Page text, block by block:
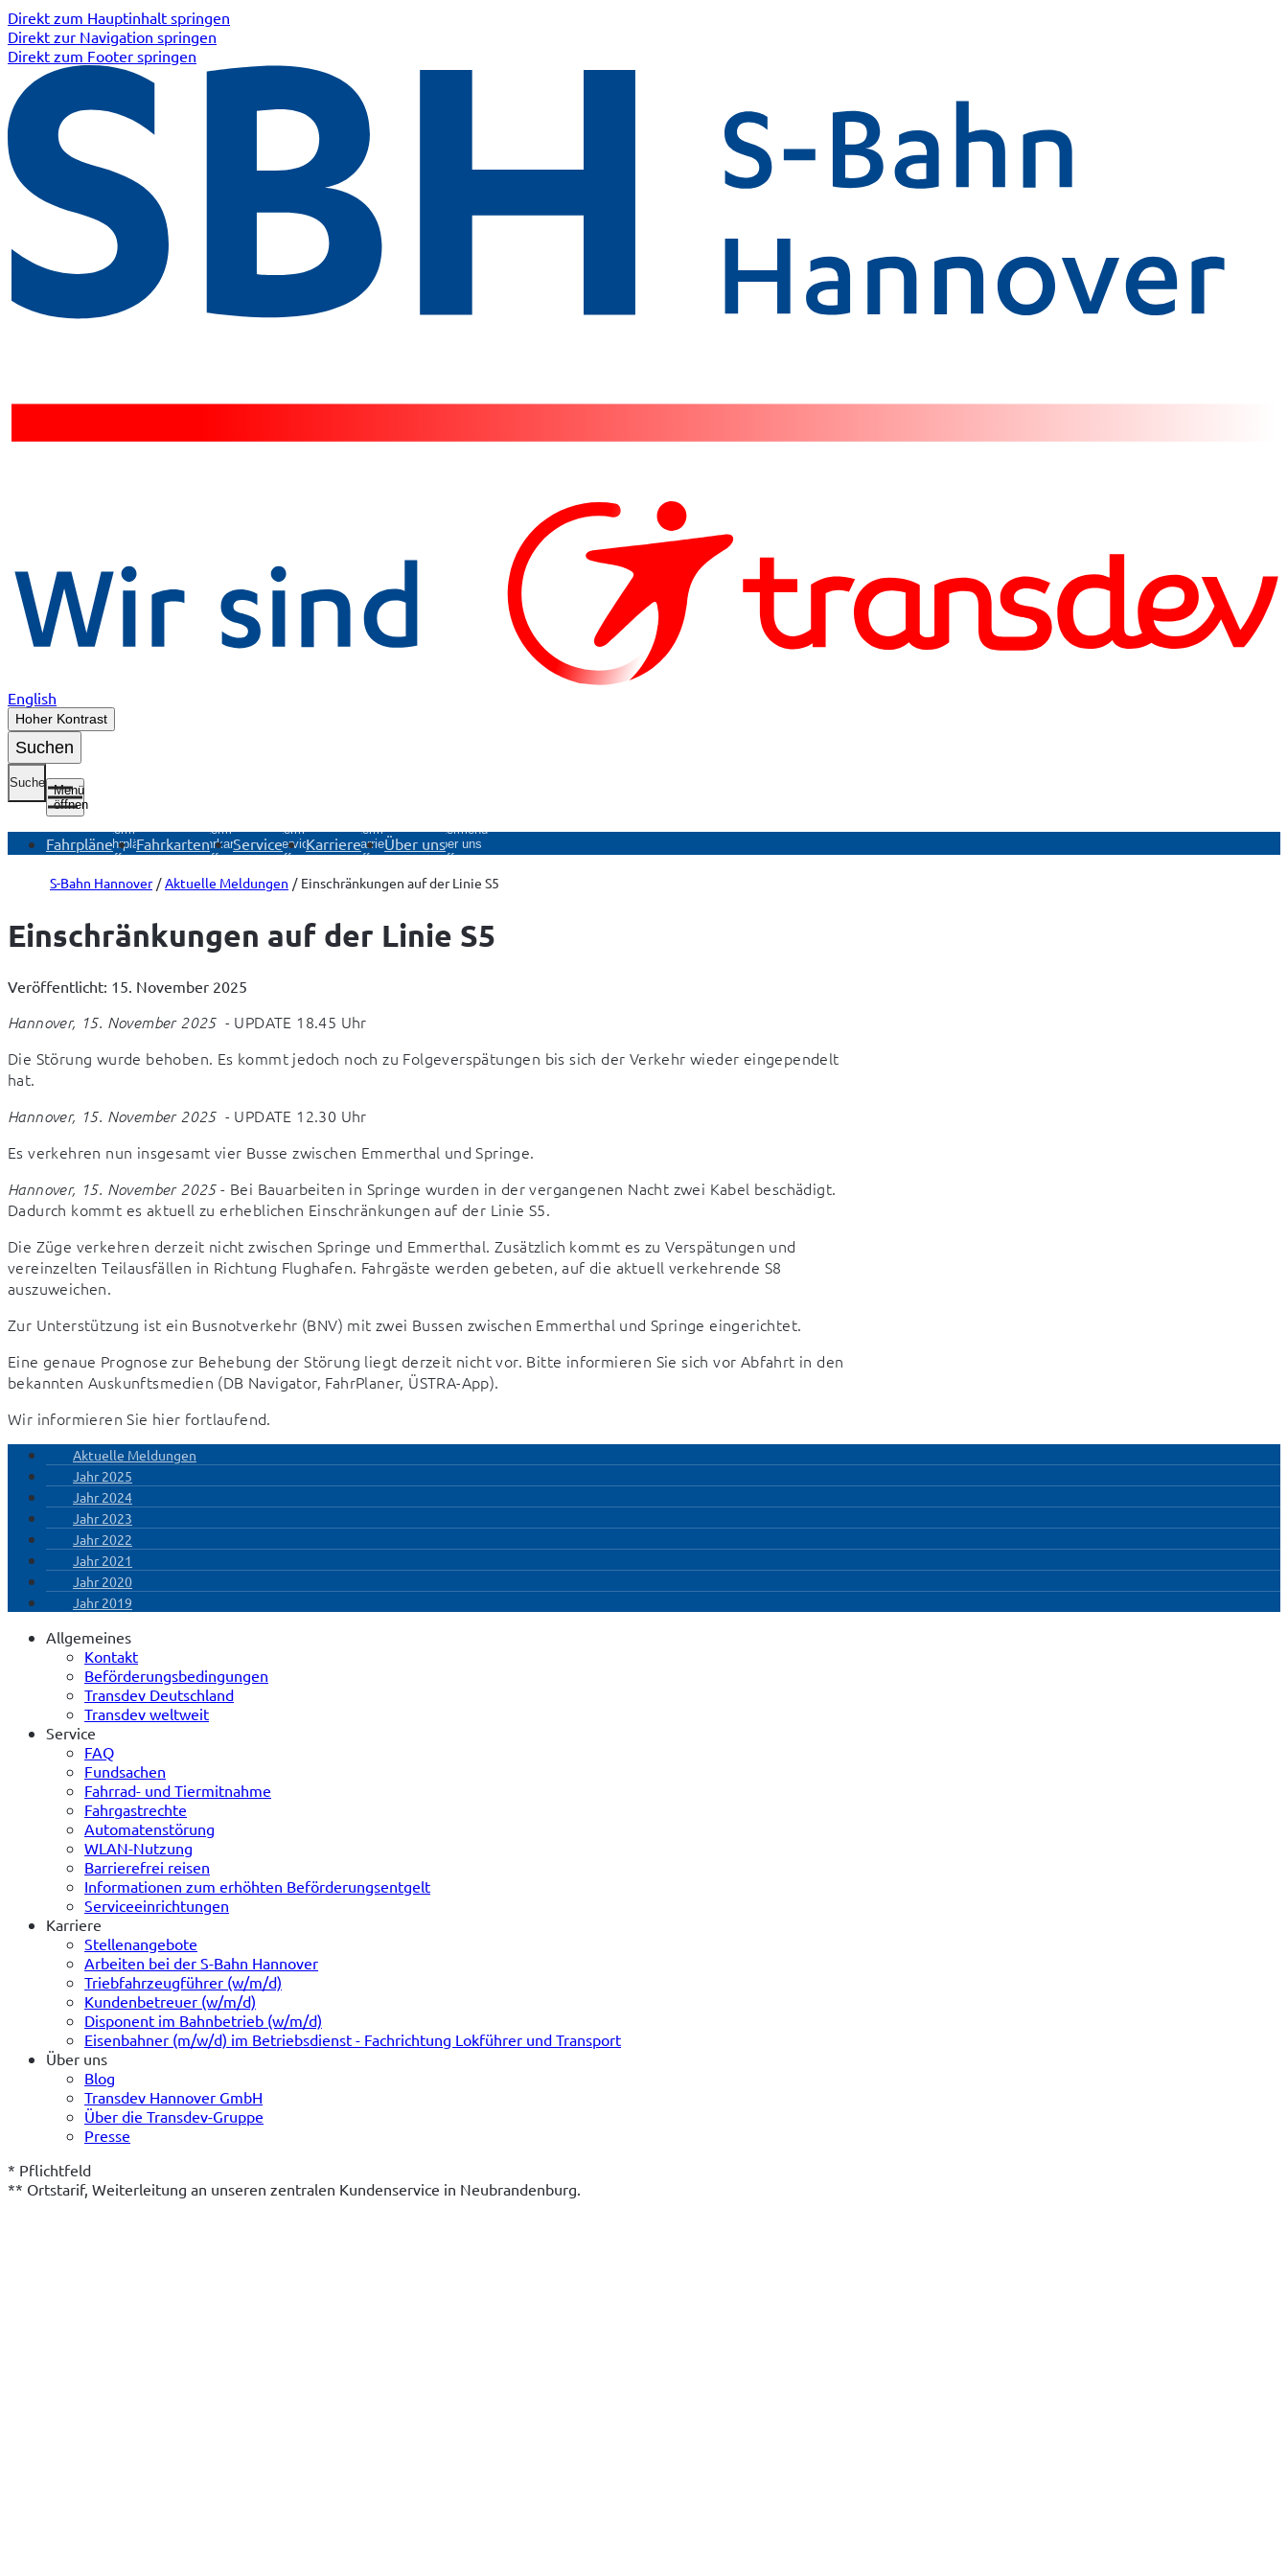
Direkt zum Hauptinhalt springen
Direkt zur Navigation springen
Direkt zum Footer springen
English
Hoher Kontrast
Suchen
Suche
Menü
öffnen
Fahrpläne
Untermenü
Fahrpläne
öffnen
Fahrkarten
Untermenü
Fahrkarten
öffnen
Service
Untermenü
Service
öffnen
Karriere
Untermenü
Karriere
öffnen
Über uns
Untermenü
Über uns
öffnen
S-Bahn Hannover Aktuelle Meldungen Einschränkungen auf der Linie S5
Einschränkungen auf der Linie S5
Veröffentlicht: 15. November 2025
Hannover, 15. November 2025
  - UPDATE 18.45 Uhr
Die Störung wurde behoben. Es kommt jedoch noch zu Folgeverspätungen bis sich der Verkehr wieder eingependelt
hat.
Hannover, 15. November 2025
  - UPDATE 12.30 Uhr
Es verkehren nun insgesamt vier Busse zwischen Emmerthal und Springe.
Hannover, 15. November 2025 - Bei Bauarbeiten in Springe wurden in der vergangenen Nacht zwei Kabel beschädigt.
Dadurch kommt es aktuell zu erheblichen Einschränkungen auf der Linie S5.
Die Züge verkehren derzeit nicht zwischen Springe und Emmerthal. Zusätzlich kommt es zu Verspätungen und
vereinzelten Teilausfällen in Richtung Flughafen. Fahrgäste werden gebeten, auf die aktuell verkehrende S8
auszuweichen.
Zur Unterstützung ist ein Busnotverkehr (BNV) mit zwei Bussen zwischen Emmerthal und Springe eingerichtet.
Eine genaue Prognose zur Behebung der Störung liegt derzeit nicht vor. Bitte informieren Sie sich vor Abfahrt in den
bekannten Auskunftsmedien (DB Navigator, FahrPlaner, ÜSTRA-App).
Wir informieren Sie hier fortlaufend.
Aktuelle Meldungen
Jahr 2025
Jahr 2024
Jahr 2023
Jahr 2022
Jahr 2021
Jahr 2020
Jahr 2019
Allgemeines
Kontakt
Beförderungsbedingungen
Transdev Deutschland
Transdev weltweit
Service
FAQ
Fundsachen
Fahrrad- und Tiermitnahme
Fahrgastrechte
Automatenstörung
WLAN-Nutzung
Barrierefrei reisen
Informationen zum erhöhten Beförderungsentgelt
Serviceeinrichtungen
Karriere
Stellenangebote
Arbeiten bei der S-Bahn Hannover
Triebfahrzeugführer (w/m/d)
Kundenbetreuer (w/m/d)
Disponent im Bahnbetrieb (w/m/d)
Eisenbahner (m/w/d) im Betriebsdienst - Fachrichtung Lokführer und Transport
Über uns
Blog
Transdev Hannover GmbH
Über die Transdev-Gruppe
Presse
* Pflichtfeld
** Ortstarif, Weiterleitung an unseren zentralen Kundenservice in Neubrandenburg.